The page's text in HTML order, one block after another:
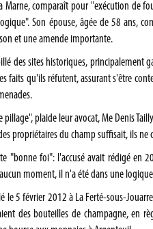
Marne, comparaît pour "exécution de
Son épouse, âgée de 58 ans,
et une amende importante.
des sites historiques,
faits qu'ils réfutent, assurant s'être
plaide leur avocat, Me Denis
propriétaires du champ suffisait, ils ne
"bonne foi": l'accusé avait rédigé
moment, il n'a été dans une
le 5 février 2012 à La Ferté-sous-
des bouteilles de champagne, en